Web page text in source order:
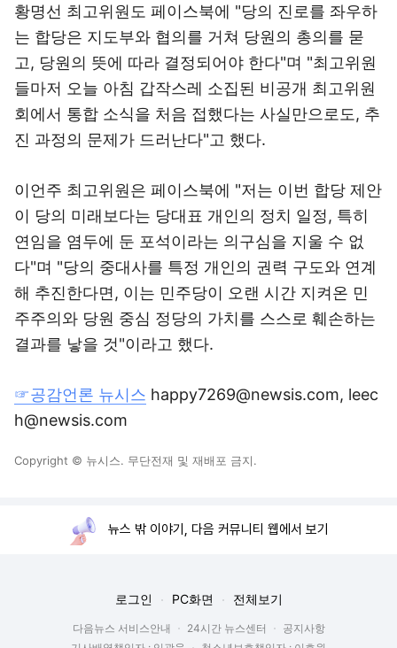
황명선 최고위원도 페이스북에 "당의 진로를 좌우하
는 합당은 지도부와 협의를 거쳐 당원의 총의를 묻
고, 당원의 뜻에 따라 결정되어야 한다"며 "최고위원
들마저 오늘 아침 갑작스레 소집된 비공개 최고위원
회에서 통합 소식을 처음 접했다는 사실만으로도, 추
진 과정의 문제가 드러난다"고 했다.
이언주 최고위원은 페이스북에 "저는 이번 합당 제안
이 당의 미래보다는 당대표 개인의 정치 일정, 특히
연임을 염두에 둔 포석이라는 의구심을 지울 수 없
다"며 "당의 중대사를 특정 개인의 권력 구도와 연계
해 추진한다면, 이는 민주당이 오랜 시간 지켜온 민
주주의와 당원 중심 정당의 가치를 스스로 훼손하는
결과를 낳을 것"이라고 했다.
☞공감언론 뉴시스 happy7269@newsis.com, leec
h@newsis.com
Copyright © 뉴시스. 무단전재 및 재배포 금지.
뉴스 밖 이야기, 다음 커뮤니티 웹에서 보기
로그인 PC화면 전체보기
다음뉴스 서비스안내 24시간 뉴스센터
공지사항